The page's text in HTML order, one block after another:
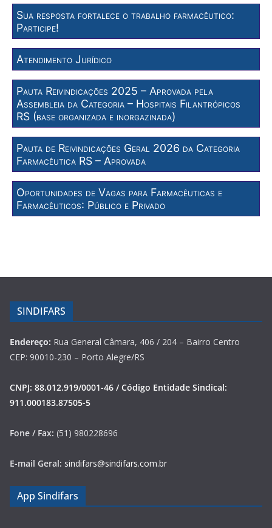
Sua resposta fortalece o trabalho farmacêutico:
Participe!
Atendimento Jurídico
Pauta Reivindicações 2025 – Aprovada pela
Assembleia da Categoria – Hospitais Filantrópicos
RS (base organizada e inorgazinada)
Pauta de Reivindicações Geral 2026 da Categoria
Farmacêutica RS – Aprovada
Oportunidades de Vagas para Farmacêuticas e
Farmacêuticos: Público e Privado
SINDIFARS
Endereço: Rua General Câmara, 406 / 204 – Bairro Centro
CEP: 90010-230 – Porto Alegre/RS
CNPJ: 88.012.919/0001-46 / Código Entidade Sindical:
911.000183.87505-5
Fone / Fax: (51) 980228696
E-mail Geral: sindifars@sindifars.com.br
App Sindifars